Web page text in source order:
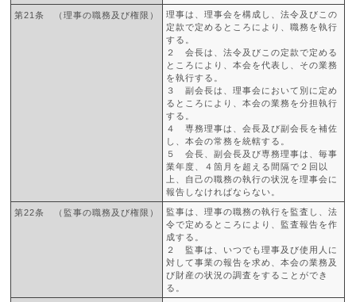
第21条 （理事の職務及び権限）
理事は、理事会を構成し、法令及びこの
定款で定めるところにより、職務を執行
する。
２ 会長は、法令及びこの定款で定める
ところにより、本会を代表し、その業務
を執行する。
３ 副会長は、理事会において別に定め
るところにより、本会の業務を分担執行
する。
４ 専務理事は、会長及び副会長を補佐
し、本会の常務を統轄する。
５ 会長、副会長及び専務理事は、毎事
業年度、４箇月を超える間隔で２回以
上、自己の職務の執行の状況を理事会に
報告しなければならない。
第22条 （監事の職務及び権限）
監事は、理事の職務の執行を監査し、法
令で定めるところにより、監査報告を作
成する。
２ 監事は、いつでも理事及び使用人に
対して事業の報告を求め、本会の業務及
び財産の状況の調査をすることができ
る。